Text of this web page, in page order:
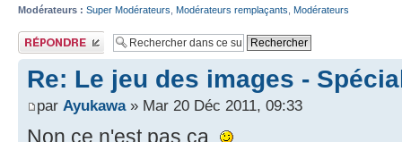
Modérateurs : Super Modérateurs Modérateurs remplaçants Modérateurs
Publier une
réponse
Re: Le jeu des images -
par Ayukawa» Mar 20 Déc 2011, 09:33
Non ce n'est pas ça.